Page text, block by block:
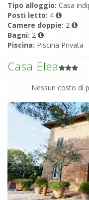
Tipo alloggio: Casa
Posti letto: 4
Camere doppie: 2
Bagni: 2
Piscina: Piscina Privata
Casa Elea
Nessun costo di